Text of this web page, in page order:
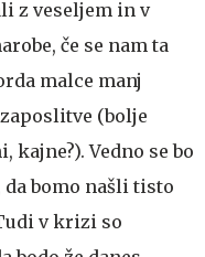
z veseljem in v
če se nam ta
malce manj
(bolje
Vedno se bo
bomo našli tisto
v krizi so